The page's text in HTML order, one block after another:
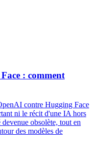
: comment
contre Hugging Face
ni le récit d'une IA hors
obsolète, tout en
des modèles de